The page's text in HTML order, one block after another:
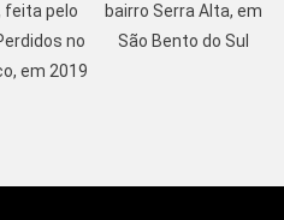
feita pelo
no
em 2019
bairro Serra Alta, em
São Bento do Sul